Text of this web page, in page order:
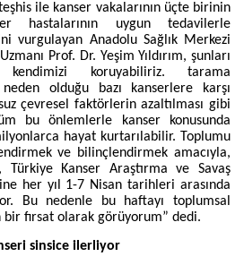
ile kanser vakalarının üçte birinin
hastalarının uygun tedavilerle
vurgulayan Anadolu Sağlık Merkezi
Prof. Dr. Yeşim Yıldırım, şunları
kendimizi koruyabiliriz. tarama
olduğu bazı kanserlere karşı
çevresel faktörlerin azaltılması gibi
bu önlemlerle kanser konusunda
hayat kurtarılabilir. Toplumu
ve bilinçlendirmek amacıyla,
Türkiye Kanser Araştırma ve Savaş
her yıl 1-7 Nisan tarihleri ​​arasında
Bu nedenle bu haftayı toplumsal
bir fırsat olarak görüyorum” dedi.
sinsice ilerliyor